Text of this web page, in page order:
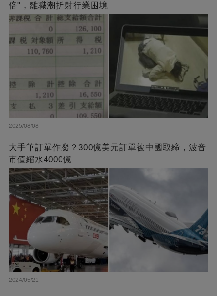
倍"，離職潮折射行業困境
2025/08/08
大手筆訂單作廢？300億美元訂單被中國取締，波音
市值縮水4000億
2024/05/21